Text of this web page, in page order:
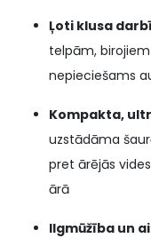
Ļoti klusa
telpām,
nepieciešams
Kompakta,
uzstādāma
pret ārējās
ārā
Ilgmūžība un